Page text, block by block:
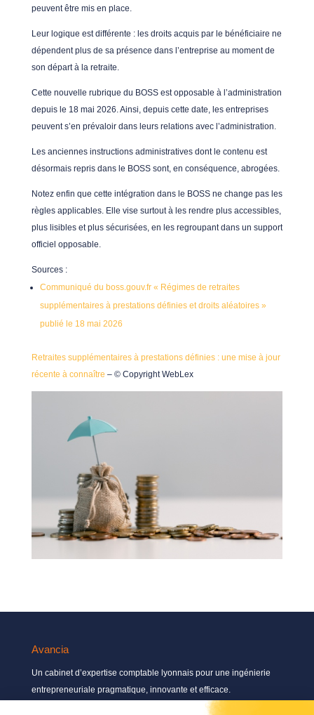
peuvent être mis en place.
Leur logique est différente : les droits acquis par le bénéficiaire ne
dépendent plus de sa présence dans l’entreprise au moment de
son départ à la retraite.
Cette nouvelle rubrique du BOSS est opposable à l’administration
depuis le 18 mai 2026. Ainsi, depuis cette date, les entreprises
peuvent s’en prévaloir dans leurs relations avec l’administration.
Les anciennes instructions administratives dont le contenu est
désormais repris dans le BOSS sont, en conséquence, abrogées.
Notez enfin que cette intégration dans le BOSS ne change pas les
règles applicables. Elle vise surtout à les rendre plus accessibles,
plus lisibles et plus sécurisées, en les regroupant dans un support
officiel opposable.
Sources :
Communiqué du boss.gouv.fr « Régimes de retraites
supplémentaires à prestations définies et droits aléatoires »
publié le 18 mai 2026
Retraites supplémentaires à prestations définies : une mise à jour
récente à connaître – © Copyright WebLex
Avancia
Un cabinet d’expertise comptable lyonnais pour une ingénierie
entrepreneuriale pragmatique, innovante et efficace.